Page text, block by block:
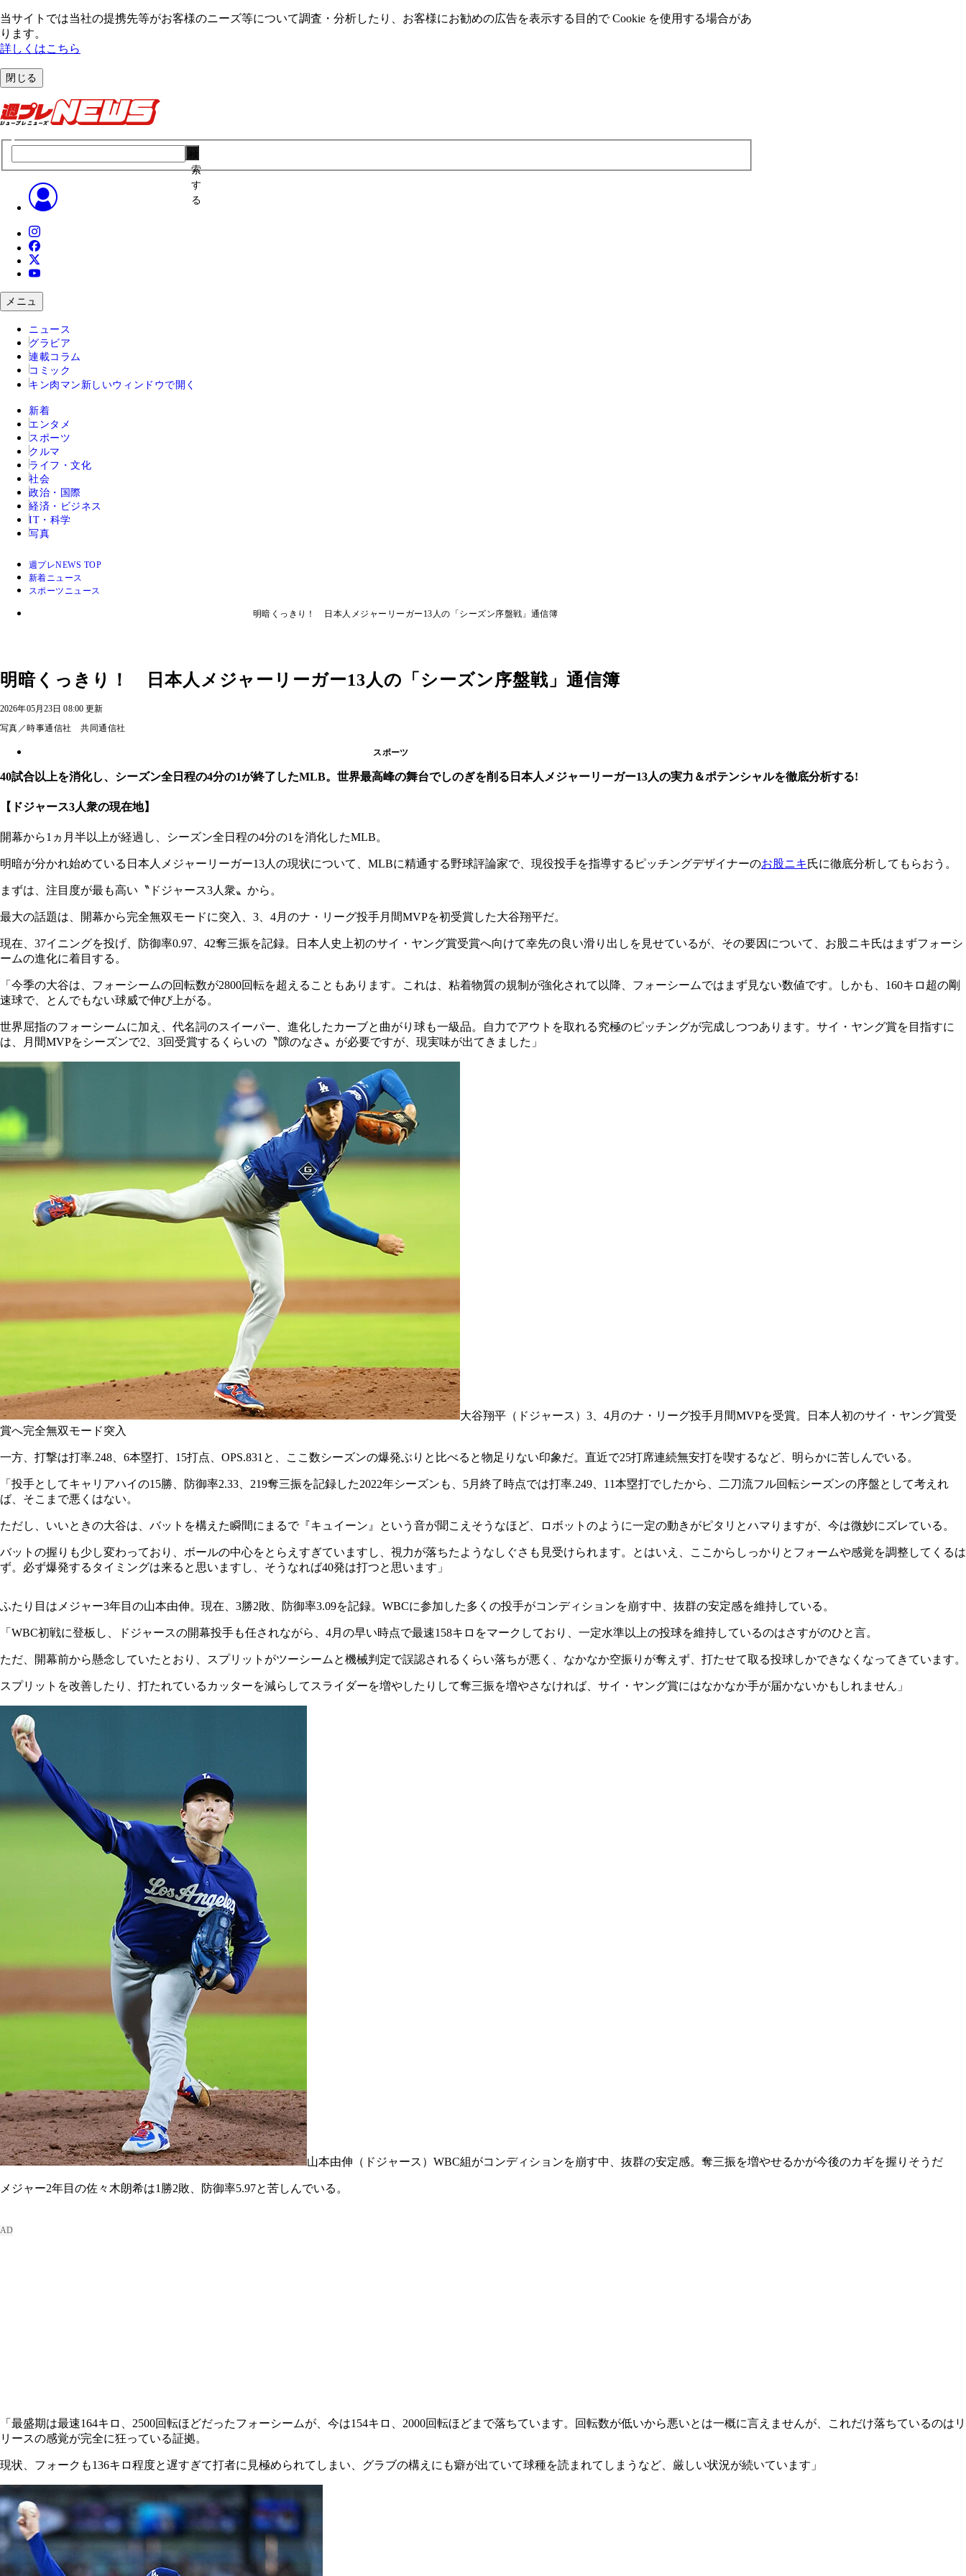
当サイトでは当社の提携先等がお客様のニーズ等について調査・分析したり、お客様にお勧めの広告を表⽰する⽬的で Cookie を使⽤する場合があ
ります。
詳しくはこちら
閉じる
索
す
る
メニュ
ニュース
グラビア
連載コラム
コミック
キン肉マン 新しいウィンドウで開く
新着
エンタメ
スポーツ
クルマ
ライフ・文化
社会
政治・国際
経済・ビジネス
IT・科学
写真
週プレNEWS TOP
新着ニュース
スポーツニュース
明暗くっきり！ 日本人メジャーリーガー13人の「シーズン序盤戦」通信簿
明暗くっきり！ 日本人メジャーリーガー13人の「シーズン序盤戦」通信簿
2026年05月23日 08:00 更新
写真／時事通信社 共同通信社
スポーツ
40試合以上を消化し、シーズン全日程の4分の1が終了したMLB。世界最高峰の舞台でしのぎを削る日本人メジャーリーガー13人の実力＆ポテンシャルを徹底分析する!
【ドジャース3人衆の現在地】
開幕から1ヵ月半以上が経過し、シーズン全日程の4分の1を消化したMLB。
明暗が分かれ始めている日本人メジャーリーガー13人の現状について、MLBに精通する野球評論家で、現役投手を指導するピッチングデザイナーのお股ニキ氏に徹底分析してもらおう。
まずは、注目度が最も高い〝ドジャース3人衆〟から。
最大の話題は、開幕から完全無双モードに突入、3、4月のナ・リーグ投手月間MVPを初受賞した大谷翔平だ。
現在、37イニングを投げ、防御率0.97、42奪三振を記録。日本人史上初のサイ・ヤング賞受賞へ向けて幸先の良い滑り出しを見せているが、その要因について、お股ニキ氏はまずフォーシ
ームの進化に着目する。
「今季の大谷は、フォーシームの回転数が2800回転を超えることもあります。これは、粘着物質の規制が強化されて以降、フォーシームではまず見ない数値です。しかも、160キロ超の剛
速球で、とんでもない球威で伸び上がる。
世界屈指のフォーシームに加え、代名詞のスイーパー、進化したカーブと曲がり球も一級品。自力でアウトを取れる究極のピッチングが完成しつつあります。サイ・ヤング賞を目指すに
は、月間MVPをシーズンで2、3回受賞するくらいの〝隙のなさ〟が必要ですが、現実味が出てきました」
大谷翔平（ドジャース）3、4月のナ・リーグ投手月間MVPを受賞。日本人初のサイ・ヤング賞受
賞へ完全無双モード突入
一方、打撃は打率.248、6本塁打、15打点、OPS.831と、ここ数シーズンの爆発ぶりと比べると物足りない印象だ。直近で25打席連続無安打を喫するなど、明らかに苦しんでいる。
「投手としてキャリアハイの15勝、防御率2.33、219奪三振を記録した2022年シーズンも、5月終了時点では打率.249、11本塁打でしたから、二刀流フル回転シーズンの序盤として考えれ
ば、そこまで悪くはない。
ただし、いいときの大谷は、バットを構えた瞬間にまるで『キュイーン』という音が聞こえそうなほど、ロボットのように一定の動きがピタリとハマりますが、今は微妙にズレている。
バットの握りも少し変わっており、ボールの中心をとらえすぎていますし、視力が落ちたようなしぐさも見受けられます。とはいえ、ここからしっかりとフォームや感覚を調整してくるは
ず。必ず爆発するタイミングは来ると思いますし、そうなれば40発は打つと思います」
ふたり目はメジャー3年目の山本由伸。現在、3勝2敗、防御率3.09を記録。WBCに参加した多くの投手がコンディションを崩す中、抜群の安定感を維持している。
「WBC初戦に登板し、ドジャースの開幕投手も任されながら、4月の早い時点で最速158キロをマークしており、一定水準以上の投球を維持しているのはさすがのひと言。
ただ、開幕前から懸念していたとおり、スプリットがツーシームと機械判定で誤認されるくらい落ちが悪く、なかなか空振りが奪えず、打たせて取る投球しかできなくなってきています。
スプリットを改善したり、打たれているカッターを減らしてスライダーを増やしたりして奪三振を増やさなければ、サイ・ヤング賞にはなかなか手が届かないかもしれません」
山本由伸（ドジャース）WBC組がコンディションを崩す中、抜群の安定感。奪三振を増やせるかが今後のカギを握りそうだ
メジャー2年目の佐々木朗希は1勝2敗、防御率5.97と苦しんでいる。
「最盛期は最速164キロ、2500回転ほどだったフォーシームが、今は154キロ、2000回転ほどまで落ちています。回転数が低いから悪いとは一概に言えませんが、これだけ落ちているのはリ
リースの感覚が完全に狂っている証拠。
現状、フォークも136キロ程度と遅すぎて打者に見極められてしまい、グラブの構えにも癖が出ていて球種を読まれてしまうなど、厳しい状況が続いています」